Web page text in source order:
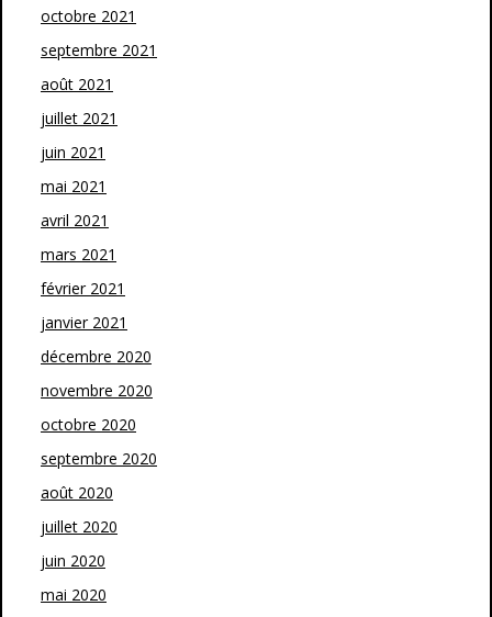
octobre 2021
septembre 2021
août 2021
juillet 2021
juin 2021
mai 2021
avril 2021
mars 2021
février 2021
janvier 2021
décembre 2020
novembre 2020
octobre 2020
septembre 2020
août 2020
juillet 2020
juin 2020
mai 2020